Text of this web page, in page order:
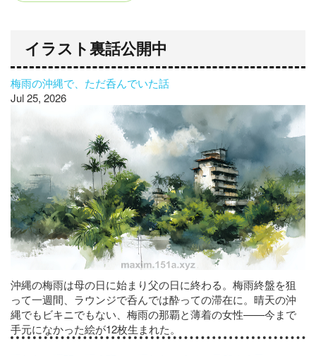
イラスト裏話公開中
梅雨の沖縄で、ただ呑んでいた話
Jul 25, 2026
沖縄の梅雨は母の日に始まり父の日に終わる。梅雨終盤を狙
って一週間、ラウンジで呑んでは酔っての滞在に。晴天の沖
縄でもビキニでもない、梅雨の那覇と薄着の女性——今まで
手元になかった絵が12枚生まれた。